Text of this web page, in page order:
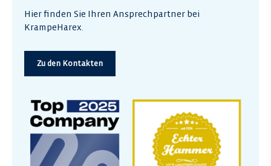
Hier finden Sie Ihren Ansprechpartner bei
KrampeHarex.
Zu den Kontakten